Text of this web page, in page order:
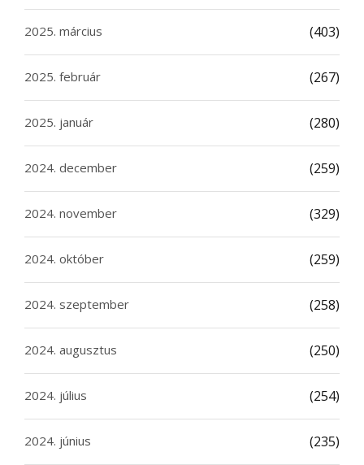
2025. március (403)
2025. február (267)
2025. január (280)
2024. december (259)
2024. november (329)
2024. október (259)
2024. szeptember (258)
2024. augusztus (250)
2024. július (254)
2024. június (235)